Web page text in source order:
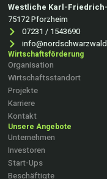
Westliche Karl-Friedrich-
75172 Pforzheim
07231 / 1543690
Wirtschaftsförderung
Organisation
Wirtschaftsstandort
Projekte
Karriere
Kontakt
Unsere Angebote
Unternehmen
Investoren
Start-Ups
Beschäftigte